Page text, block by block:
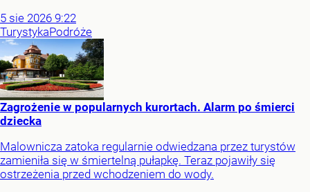
5 sie 2026 9:22
TurystykaPodróże
Zagrożenie w popularnych kurortach. Alarm po śmierci
dziecka
Malownicza zatoka regularnie odwiedzana przez turystów
zamieniła się w śmiertelną pułapkę. Teraz pojawiły się
ostrzeżenia przed wchodzeniem do wody.